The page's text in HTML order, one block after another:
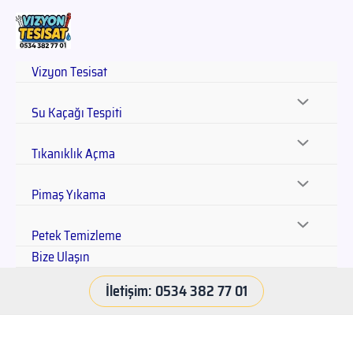
Vizyon Tesisat
Su Kaçağı Tespiti
Tıkanıklık Açma
Pimaş Yıkama
Petek Temizleme
Bize Ulaşın
İletişim: 0534 382 77 01